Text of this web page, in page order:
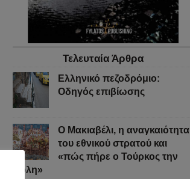
Τελευταία Άρθρα
Ελληνικό πεζοδρόμιο:
Οδηγός επιβίωσης
Ο Μακιαβέλι, η αναγκαιότητα
του εθνικού στρατού και
«πώς πήρε ο Τούρκος την
Πόλη»